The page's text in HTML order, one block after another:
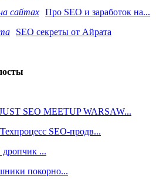
Про SEO и заработок на...
SEO секреты от Айрата
SEO MEETUP WARSAW...
SEO-продв...
дропчик ...
покорно...